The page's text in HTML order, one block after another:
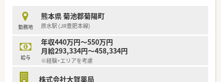
スポーツイベントへの協賛など、薬局の枠を超えた活動を展開し
ています。
■最新の無人店舗や調剤ロボットを導入した次世代型の店舗運
営に挑戦しており、テクノロジーによる業務効率化を追求し続け
ています。
■自社内での勉強会だけでなく、地場チェーン3社合同の学術大
会を毎年開催しており、他社の薬剤師とも交流し刺激を受けられ
勤務地
熊本県 菊池郡菊陽町
原水駅 (JR豊肥本線)
給与
年収440万円～550万円
月給293,334円～458,334円
※経験・エリアを考慮
株式会社大賀薬局